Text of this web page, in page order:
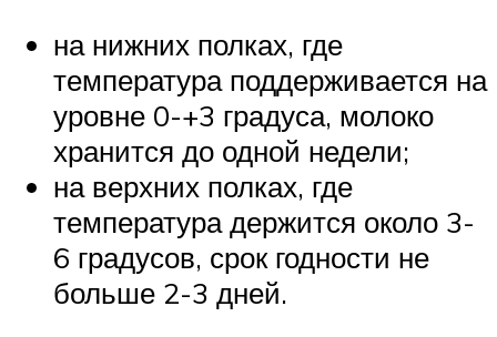
на нижних полках, где
температура поддерживается на
уровне 0-+3 градуса, молоко
хранится до одной недели;
на верхних полках, где
температура держится около 3-
6 градусов, срок годности не
больше 2-3 дней.